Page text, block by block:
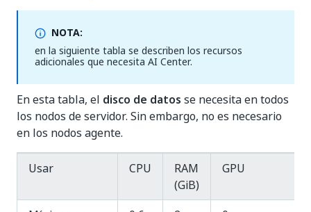
NOTA:
en la siguiente tabla se describen los recursos
adicionales que necesita AI Center.
En esta tabla, el disco de datos se necesita en todos
los nodos de servidor. Sin embargo, no es necesario
en los nodos agente.
Usar CPU
RAM
(GiB)
GPU